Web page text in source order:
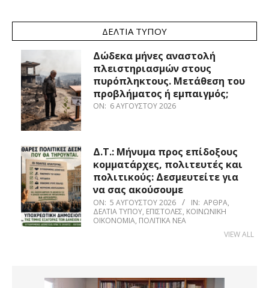
ΔΕΛΤΊΑ ΤΎΠΟΥ
Δώδεκα μήνες αναστολή
πλειστηριασμών στους
πυρόπληκτους. Μετάθεση του
προβλήματος ή εμπαιγμός;
ON: 6 ΑΥΓΟΎΣΤΟΥ 2026
Δ.Τ.: Μήνυμα προς επίδοξους
κομματάρχες, πολιτευτές και
πολιτικούς: Δεσμευτείτε για
να σας ακούσουμε
ON: 5 ΑΥΓΟΎΣΤΟΥ 2026 IN: ΆΡΘΡΑ,
ΔΕΛΤΊΑ ΤΎΠΟΥ, ΕΠΙΣΤΟΛΈΣ, ΚΟΙΝΩΝΙΚΉ
ΟΙΚΟΝΟΜΊΑ, ΠΟΛΙΤΙΚΆ ΝΈΑ
VIEW ALL